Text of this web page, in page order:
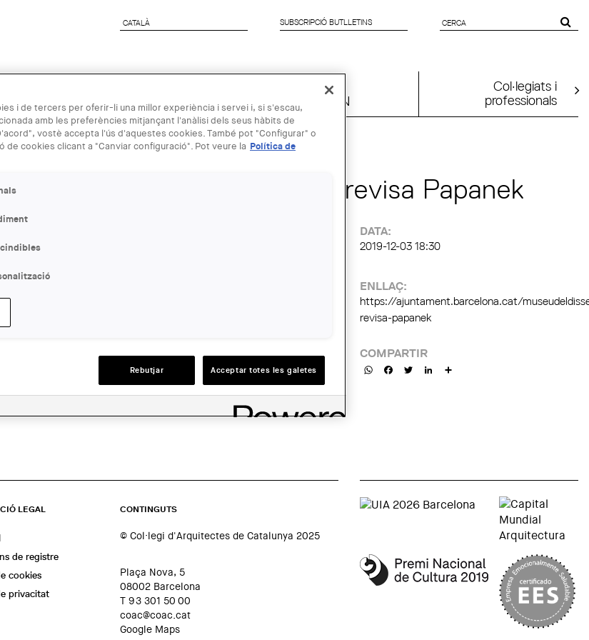
CATALÀ
CATALÀ SUBSCRIPCIÓ BUTLLETINS
DE CERCA
Agenda Arquitectura Next Generation UIA2026BCN
Col·legiats i
professionals
03 DES
Taula rodona: L'art revisa Papanek
DATA:
2019-12-03 18:30
ENLLAÇ:
https://ajuntament.barcelona.cat/
revisa-papanek
COMPARTIR
WhatsAppFacebookTwitterLinkedIn
LEGAL
de registre
cookies
privacitat
CONTINGUTS
© Col·legi d'Arquitectes de Catalunya 2025
Plaça Nova, 5
08002 Barcelona
T 93 301 50 00
coac@coac.cat
Google Maps
i de tercers per oferir-li una millor experiència i servei i, si s'escau,
amb les preferències mitjançant l'anàlisi dels seus hàbits de
vostè accepta l'ús d'aquestes cookies. També pot "Configurar" o
de cookies clicant a "Canviar configuració". Pot veure la Política de
Rebutjar Acceptar totes les galetes